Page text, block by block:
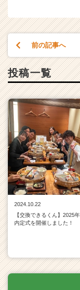
前の記事へ
投稿一覧
2024.10.22
【交換できるくん】2025
内定式を開催しました！